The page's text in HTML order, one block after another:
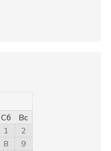
Сб
Вс
1
2
8
9